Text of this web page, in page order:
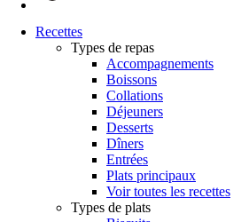
Recettes
Types de repas
Accompagnements
Boissons
Collations
Déjeuners
Desserts
Dîners
Entrées
Plats principaux
Voir toutes les recettes
Types de plats